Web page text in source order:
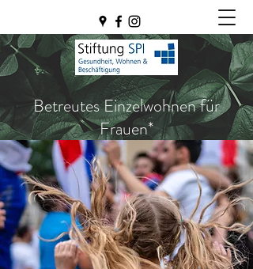
Betreutes Einzelwohnen für
Frauen*